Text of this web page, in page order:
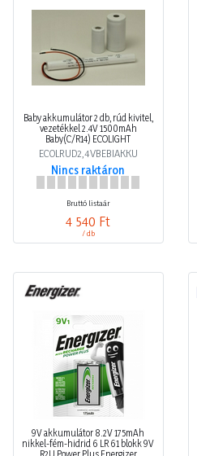
Baby akkumulátor 2 db, rúd kivitel,
vezetékkel 2.4V 1500mAh
Baby(C/R14) ECOLIGHT
ECOLRUD2,4VBEBIAKKU
Nincs raktáron
Bruttó listaár
4 540 Ft
/ db
9V akkumulátor 8.2V 175mAh
nikkel-fém-hidrid 6 LR 61 blokk 9V